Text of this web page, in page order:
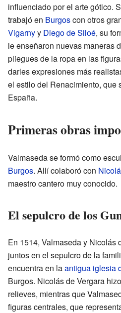
influenciado por el arte gótico.
trabajó en Burgoscon otros
Vigarnyy Diego de Siloé, su
le enseñaron nuevas maneras
pliegues de la ropa en las
darles expresiones más
el estilo del Renacimiento, que
España.
Primeras obras
Valmaseda se formó como
Burgos. Allí colaboró con
maestro cantero muy conocido.
El sepulcro de los
En 1514, Valmaseda y Nicolás
juntos en el sepulcro de la
encuentra en laantigua iglesia
Burgos. Nicolás de Vergara
relieves, mientras que
figuras centrales, que